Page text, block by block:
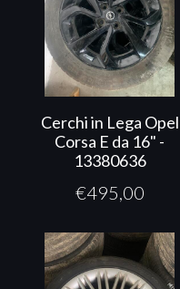
Cerchi in Lega Opel
Corsa E da 16" -
13380636
€495,00